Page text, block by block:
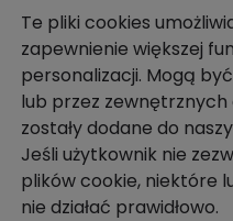
Te pliki cookies
zapewnienie większej
personalizacji. Mogą
lub przez zewnętrznych
zostały dodane do
Jeśli użytkownik nie
plików cookie, niektóre
nie działać prawidłowo.